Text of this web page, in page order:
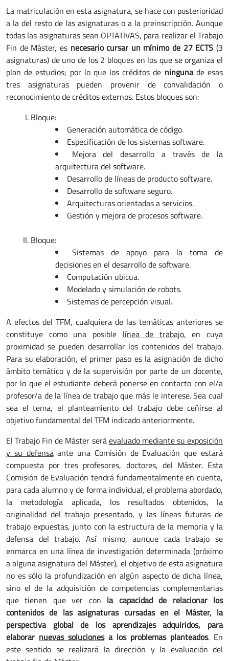
La matriculación en esta asignatura, se hace con posterioridad
a la del resto de las asignaturas o a la preinscripción. Aunque
todas las asignaturas sean OPTATIVAS, para realizar el Trabajo
Fin de Máster, es necesario cursar un mínimo de 27 ECTS (3
asignaturas) de uno de los 2 bloques en los que se organiza el
plan de estudios; por lo que los créditos de ningunade esas
tres asignaturas pueden provenir de convalidación o
reconocimiento de créditos externos. Estos bloques son:
Bloque:
Generación automática de código.
Especificación de los sistemas software.
Mejora del desarrollo a través de la
arquitectura del software.
Desarrollo de líneas de producto software.
Desarrollo de software seguro.
Arquitecturas orientadas a servicios.
Gestión y mejora de procesos software.
Bloque:
Sistemas de apoyo para la toma de
decisiones en el desarrollo de software.
Computación ubicua.
Modelado y simulación de robots.
Sistemas de percepción visual.
A efectos del TFM, cualquiera de las temáticas anteriores se
constituye como una posible línea de trabajo, en cuya
proximidad se pueden desarrollar los contenidos del trabajo.
Para su elaboración, el primer paso es la asignación de dicho
ámbito temático y de la supervisión por parte de un docente,
por lo que el estudiante deberá ponerse en contacto con el/a
profesor/a de la línea de trabajo que más le interese. Sea cual
sea el tema, el planteamiento del trabajo debe ceñirse al
objetivo fundamental del TFM indicado anteriormente.
El Trabajo Fin de Máster seráevaluado mediante su exposición
y su defensaante una Comisión de Evaluación que estará
compuesta por tres profesores, doctores, del Máster. Esta
Comisión de Evaluación tendrá fundamentalmente en cuenta,
para cada alumno y de forma individual, el problema abordado,
la metodología aplicada, los resultados obtenidos, la
originalidad del trabajo presentado, y las líneas futuras de
trabajo expuestas, junto con la estructura de la memoria y la
defensa del trabajo. Así mismo, aunque cada trabajo se
enmarca en una línea de investigación determinada (próximo
a alguna asignatura del Máster), el objetivo de esta asignatura
no es sólo la profundización en algún aspecto de dicha línea,
sino el de la adquisición de competencias complementarias
que tienen que ver con la capacidad de relacionar los
contenidos de las asignaturas cursadas en el Máster, la
perspectiva global de los aprendizajes adquiridos, para
elaborar nuevas solucionesa los problemas planteados. En
este sentido se realizará la dirección y la evaluación del